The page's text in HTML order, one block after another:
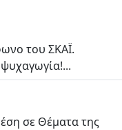
του ΣΚΑΪ.
σε Θέματα της